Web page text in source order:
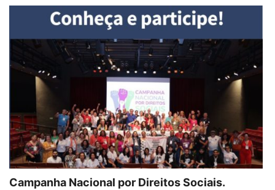
Campanha Nacional por Direitos Sociais.